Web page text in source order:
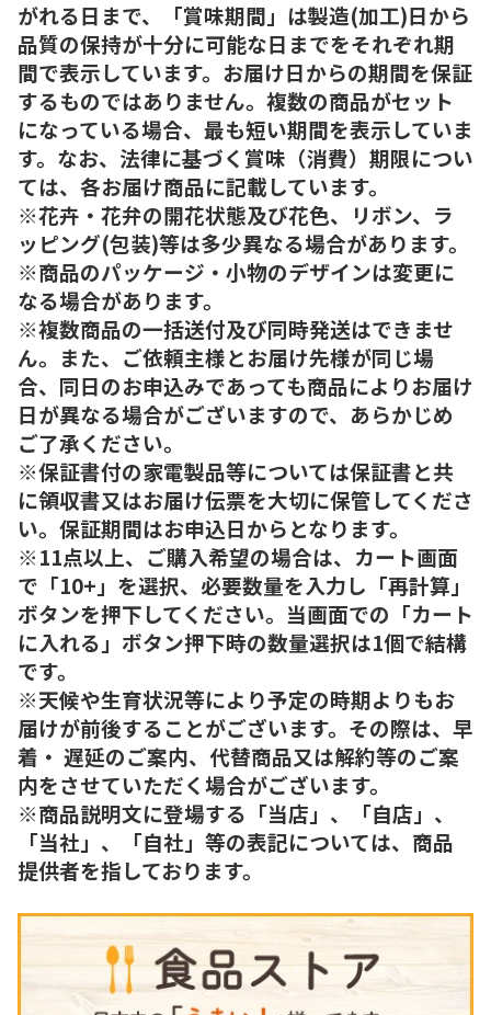
がれる日まで、「賞味期間」は製造(加工)日から
品質の保持が十分に可能な日までをそれぞれ期
間で表示しています。お届け日からの期間を保証
するものではありません。複数の商品がセット
になっている場合、最も短い期間を表示していま
す。なお、法律に基づく賞味（消費）期限につい
ては、各お届け商品に記載しています。
※花卉・花弁の開花状態及び花色、リボン、ラ
ッピング(包装)等は多少異なる場合があります。
※商品のパッケージ・小物のデザインは変更に
なる場合があります。
※複数商品の一括送付及び同時発送はできませ
ん。また、ご依頼主様とお届け先様が同じ場
合、同日のお申込みであっても商品によりお届け
日が異なる場合がございますので、あらかじめ
ご了承ください。
※保証書付の家電製品等については保証書と共
に領収書又はお届け伝票を大切に保管してくださ
い。保証期間はお申込日からとなります。
※11点以上、ご購入希望の場合は、カート画面
で「10+」を選択、必要数量を入力し「再計算」
ボタンを押下してください。当画面での「カート
に入れる」ボタン押下時の数量選択は1個で結構
です。
※天候や生育状況等により予定の時期よりもお
届けが前後することがございます。その際は、早
着・ 遅延のご案内、代替商品又は解約等のご案
内をさせていただく場合がございます。
※商品説明文に登場する「当店」、「自店」、
「当社」、「自社」等の表記については、商品
提供者を指しております。